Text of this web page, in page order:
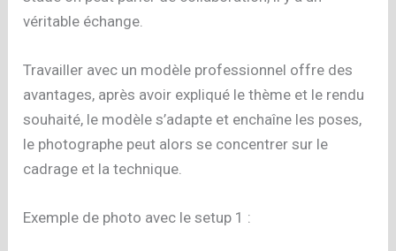
véritable échange.
Travailler avec un modèle professionnel offre des
avantages, après avoir expliqué le thème et le rendu
souhaité, le modèle s’adapte et enchaîne les poses,
le photographe peut alors se concentrer sur le
cadrage et la technique.
Exemple de photo avec le setup 1 :